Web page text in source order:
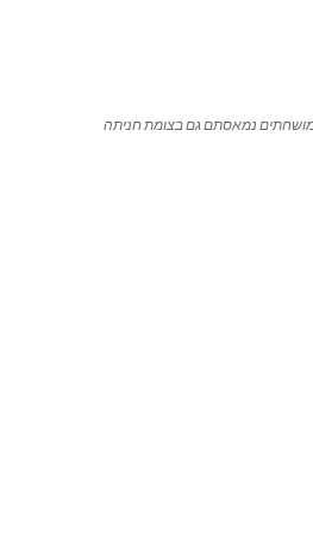
נמאסתם גם בצומת חניתה